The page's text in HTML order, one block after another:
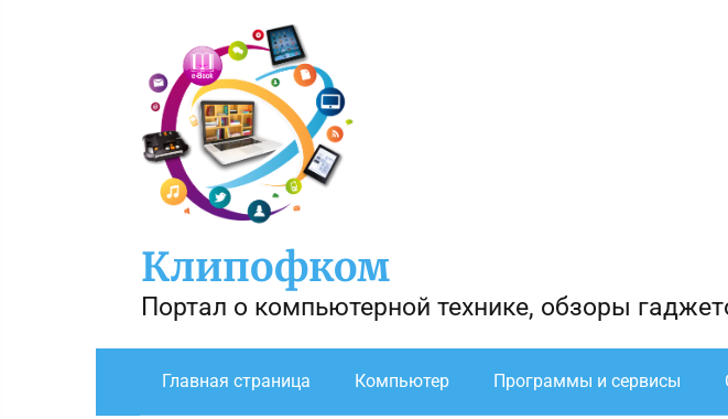
Клипофком
Портал о компьютерной технике, обзоры
Главная страница Компьютер Программы и сервисы